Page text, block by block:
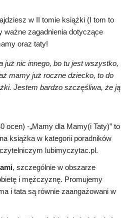
w II tomie książki (I tom to
ważne zagadnienia dotyczące
oraz taty!
już nic innego, bo tu jest wszystko,
mamy już roczne dziecko, to do
Jestem bardzo szczęśliwa, że ją
ocen) -„Mamy dla Mamy(i Taty)” to
książka w kategorii poradników
lubimyczytac.pl.
, szczególnie w obszarze
i mężczyznę. Promujemy
i tata są równie zaangażowani w